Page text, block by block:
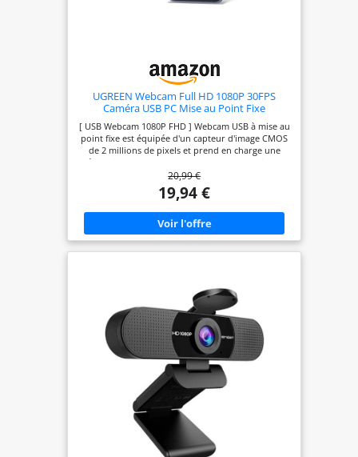
UGREEN Webcam Full HD 1080P 30FPS
Caméra USB PC Mise au Point Fixe
[ USB Webcam 1080P FHD ] Webcam USB à mise au
point fixe est équipée d'un capteur d'image CMOS
de 2 millions de pixels et prend en charge une
résolution de 1080P 30FPS, vous offre une image
claire et fluide. Équipé d'une correction de faible
luminosité, il peut enregistrer des vidéos
lumineuses et à contraste élevé même dans la
faible lumière en fonction de l'environnement. [
Double Micro Intégré Antibruit ] USB caméra
dispose de deux microphones omnidirectionnels
intégrés à réduction de bruit qui peut capter le
vidéo. Comparé à un microphone mono, les
doubles microphones omnidirectionnels
conviennent mieux à la vidéoconférence ou à
l'enseignement en ligne à plusieurs personnes. [
Plug & Play ] La webcam est plug et play, aucun
pilote n'est nécessaire sous les systèmes Windows
7/8/10/11, Linux, Mac OS X 10.6 et supérieur,
Android 5.0 et supérieur. Branchez l'interface USB
2.0 à votre ordinateur, la webcam peut être
détectée automatiquement, éliminez les
opérations compliquées. Le câble est de 2M. [
Large Compatibilité ] La webcam d'ordinateur est
compatible avec les logiciels courants : Vous
pouvez facilement utiliser cette caméra pour
20,99 €
19,94 €